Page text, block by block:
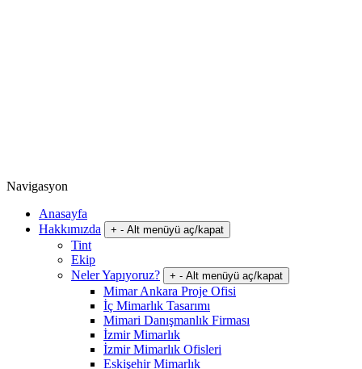
Navigasyon
Anasayfa
Hakkımızda
+ - Alt menüyü aç/kapat
Tint
Ekip
Neler Yapıyoruz?
+ - Alt menüyü aç/kapat
Mimar Ankara Proje Ofisi
İç Mimarlık Tasarımı
Mimari Danışmanlık Firması
İzmir Mimarlık
İzmir Mimarlık Ofisleri
Eskişehir Mimarlık